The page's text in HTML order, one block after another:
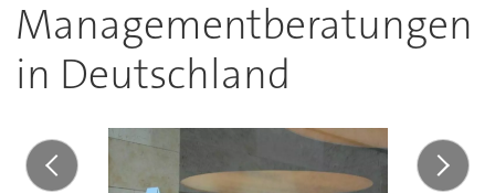
Managementberatungen
in Deutschland